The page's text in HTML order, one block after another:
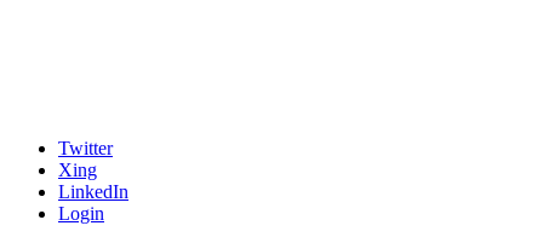
Twitter
Xing
LinkedIn
Login